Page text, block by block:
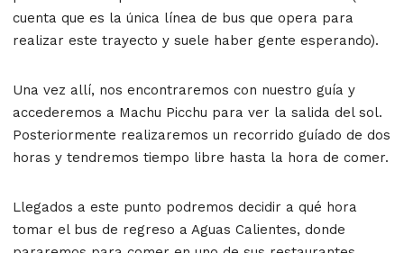
cuenta que es la única línea de bus que opera para
realizar este trayecto y suele haber gente esperando).
Una vez allí, nos encontraremos con nuestro guía y
accederemos a Machu Picchu para ver la salida del sol.
Posteriormente realizaremos un recorrido guíado de dos
horas y tendremos tiempo libre hasta la hora de comer.
Llegados a este punto podremos decidir a qué hora
tomar el bus de regreso a Aguas Calientes, donde